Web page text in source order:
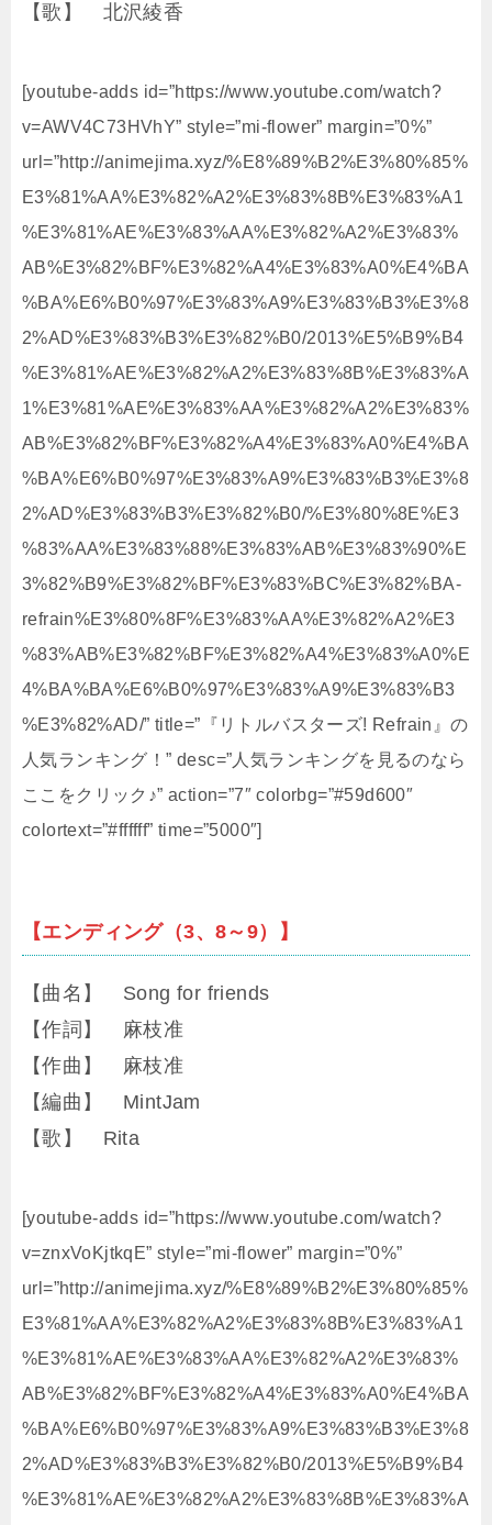
【歌】 北沢綾香
[youtube-adds id=”https://www.youtube.com/watch?
v=AWV4C73HVhY” style=”mi-flower” margin=”0%”
url=”http://animejima.xyz/%E8%89%B2%E3%80%85%
E3%81%AA%E3%82%A2%E3%83%8B%E3%83%A1
%E3%81%AE%E3%83%AA%E3%82%A2%E3%83%
AB%E3%82%BF%E3%82%A4%E3%83%A0%E4%BA
%BA%E6%B0%97%E3%83%A9%E3%83%B3%E3%8
2%AD%E3%83%B3%E3%82%B0/2013%E5%B9%B4
%E3%81%AE%E3%82%A2%E3%83%8B%E3%83%A
1%E3%81%AE%E3%83%AA%E3%82%A2%E3%83%
AB%E3%82%BF%E3%82%A4%E3%83%A0%E4%BA
%BA%E6%B0%97%E3%83%A9%E3%83%B3%E3%8
2%AD%E3%83%B3%E3%82%B0/%E3%80%8E%E3
%83%AA%E3%83%88%E3%83%AB%E3%83%90%E
3%82%B9%E3%82%BF%E3%83%BC%E3%82%BA-
refrain%E3%80%8F%E3%83%AA%E3%82%A2%E3
%83%AB%E3%82%BF%E3%82%A4%E3%83%A0%E
4%BA%BA%E6%B0%97%E3%83%A9%E3%83%B3
%E3%82%AD/” title=”『リトルバスターズ! Refrain』の
人気ランキング！” desc=”人気ランキングを見るのなら
ここをクリック♪” action=”7″ colorbg=”#59d600″
colortext=”#ffffff” time=”5000″]
【エンディング（3、8～9）】
【曲名】 Song for friends
【作詞】 麻枝准
【作曲】 麻枝准
【編曲】 MintJam
【歌】 Rita
[youtube-adds id=”https://www.youtube.com/watch?
v=znxVoKjtkqE” style=”mi-flower” margin=”0%”
url=”http://animejima.xyz/%E8%89%B2%E3%80%85%
E3%81%AA%E3%82%A2%E3%83%8B%E3%83%A1
%E3%81%AE%E3%83%AA%E3%82%A2%E3%83%
AB%E3%82%BF%E3%82%A4%E3%83%A0%E4%BA
%BA%E6%B0%97%E3%83%A9%E3%83%B3%E3%8
2%AD%E3%83%B3%E3%82%B0/2013%E5%B9%B4
%E3%81%AE%E3%82%A2%E3%83%8B%E3%83%A